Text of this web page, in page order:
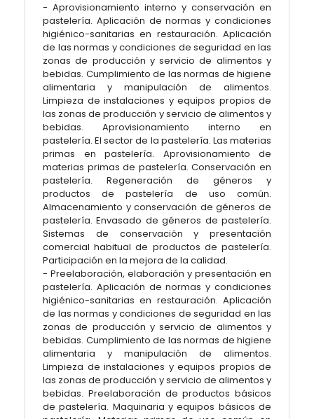
- Aprovisionamiento interno y conservación en
pastelería. Aplicación de normas y condiciones
higiénico-sanitarias en restauración. Aplicación
de las normas y condiciones de seguridad en las
zonas de producción y servicio de alimentos y
bebidas. Cumplimiento de las normas de higiene
alimentaria y manipulación de alimentos.
Limpieza de instalaciones y equipos propios de
las zonas de producción y servicio de alimentos y
bebidas. Aprovisionamiento interno en
pastelería. El sector de la pastelería. Las materias
primas en pastelería. Aprovisionamiento de
materias primas de pastelería. Conservación en
pastelería. Regeneración de géneros y
productos de pastelería de uso común.
Almacenamiento y conservación de géneros de
pastelería. Envasado de géneros de pastelería.
Sistemas de conservación y presentación
comercial habitual de productos de pastelería.
Participación en la mejora de la calidad.
- Preelaboración, elaboración y presentación en
pastelería. Aplicación de normas y condiciones
higiénico-sanitarias en restauración. Aplicación
de las normas y condiciones de seguridad en las
zonas de producción y servicio de alimentos y
bebidas. Cumplimiento de las normas de higiene
alimentaria y manipulación de alimentos.
Limpieza de instalaciones y equipos propios de
las zonas de producción y servicio de alimentos y
bebidas. Preelaboración de productos básicos
de pastelería. Maquinaria y equipos básicos de